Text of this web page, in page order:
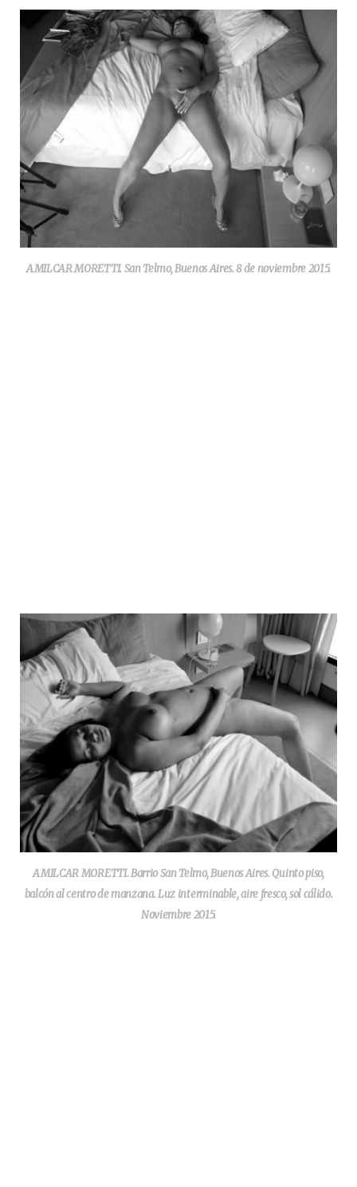
AMILCAR MORETTI. San Telmo, Buenos Aires. 8 de noviembre 2015.
AMILCAR MORETTI. Barrio San Telmo, Buenos Aires. Quinto piso,
balcón al centro de manzana. Luz interminable, aire fresco, sol cálido.
Noviembre 2015.